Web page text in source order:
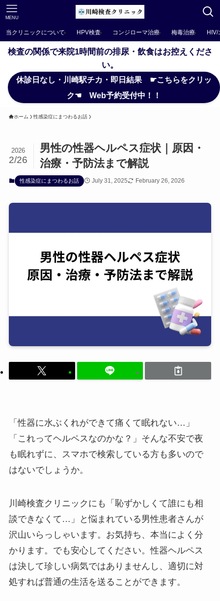
MENU
当クリニックについて HPV検査 コンジローマ治療 梅毒治療
検査の関係で来院1時間前の排尿・飲食はお控えくださ
い。
休診日なし・川崎駅チカ・即日結果 ☛こちらをクリッ
ク☚ Web予約受付中！！
ホーム 性感染症にまつわるお話
男性の性器ヘルペス症状｜原因・
治療・予防法まで解説
2026
2/26
性感染症にまつわるお話 July 31, 2025 February 26, 2026
「性器に水ぶくれができて痛くて眠れない…」
「これってヘルペスなのかな？」そんな不安で夜
も眠れずに、スマホで検索している方も多いので
はないでしょうか。
川崎検査クリニックにも「恥ずかしくて誰にも相
談できなくて…」と悩まれている男性患者さんが
沢山いらっしゃいます。お気持ち、本当によく分
かります。でも安心してください。性器ヘルペス
は決して珍しい病気ではありませんし、適切に対
処すれば普通の生活を送ることができます。